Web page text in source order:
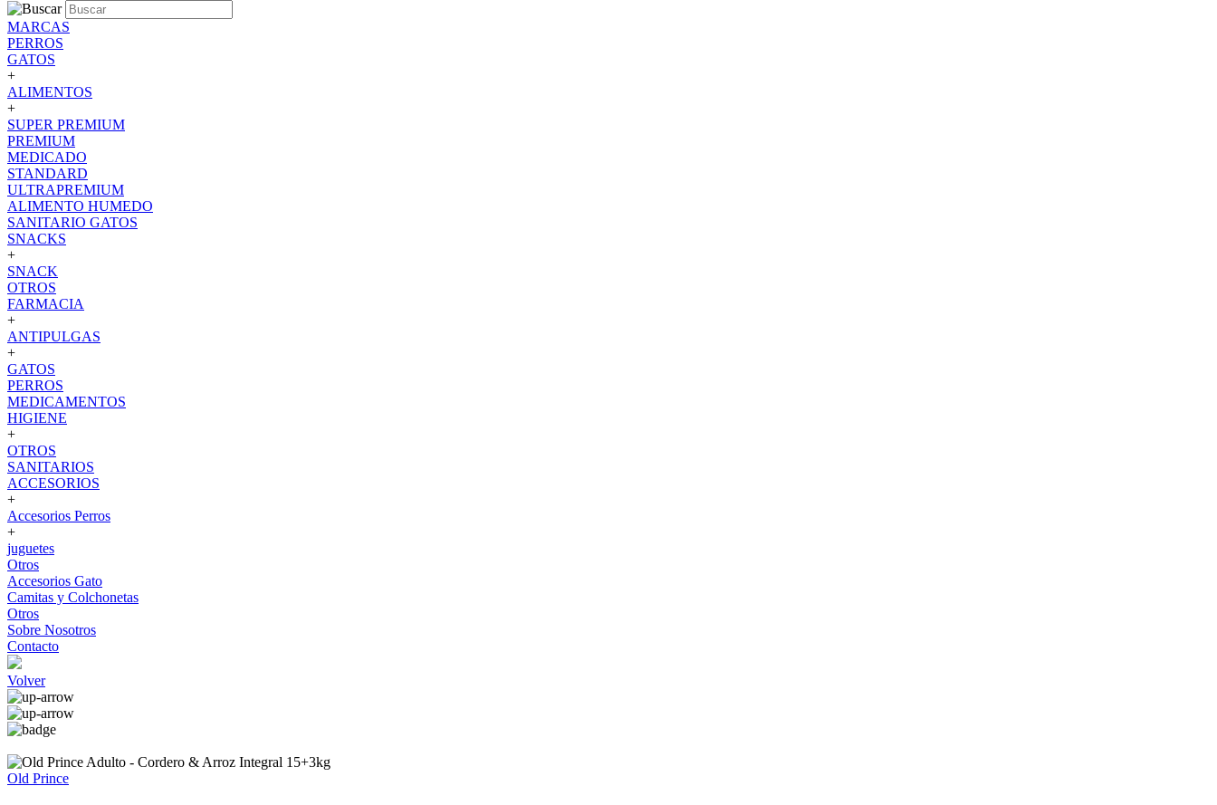
MARCAS
PERROS
GATOS
+
ALIMENTOS
+
SUPER PREMIUM
PREMIUM
MEDICADO
STANDARD
ULTRAPREMIUM
ALIMENTO HUMEDO
SANITARIO GATOS
SNACKS
+
SNACK
OTROS
FARMACIA
+
ANTIPULGAS
+
GATOS
PERROS
MEDICAMENTOS
HIGIENE
+
OTROS
SANITARIOS
ACCESORIOS
+
Accesorios Perros
+
juguetes
Otros
Accesorios Gato
Camitas y Colchonetas
Otros
Sobre Nosotros
Contacto
Volver
Old Prince